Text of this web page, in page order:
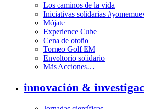
Los caminos de la vida
Iniciativas solidarias
Mójate
Experience Cube
Cena de otoño
Torneo Golf EM
Envoltorio solidario
Más Acciones…
innovación &